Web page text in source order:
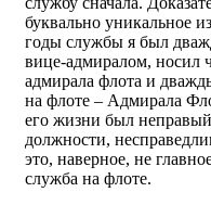
буквально уникальное
годы службы я был
вице-адмиралом, носил
адмирала флота и
на флоте – Адмирала
его жизни был неправый
должности,
это, наверное, не
служба на флоте.